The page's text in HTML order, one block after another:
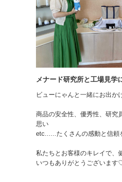
メナード研究所と工場見
ビューにゃんと一緒にお出
商品の安全性、優秀性、研究
思い
etc......たくさんの感動と信頼
私たちとお客様のキレイで、
いつもありがとうございます